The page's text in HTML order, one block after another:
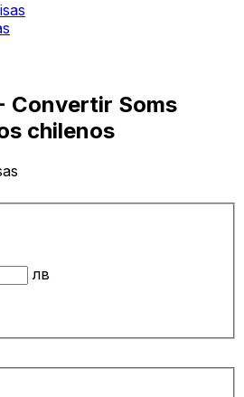
Convertir Soms
chilenos
лв